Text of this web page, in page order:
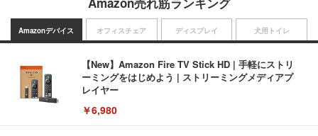
Amazonデバイス
【New】Amazon Fire TV Stick HD | 手軽にストリ
ーミングをはじめよう | ストリーミングメディアプ
レイヤー
￥6,980
オフィスチェア ディスプレイ 犬用トイレ